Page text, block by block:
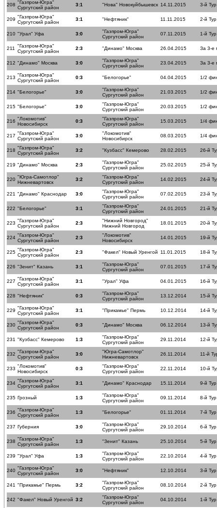
208 "Газпром-Югра"
Сургутский район
3:1 "Нова" Новокуйбышевск 14.11.2015 3-й Тур
209 "Газпром-Югра"
Сургутский район
3:1 "Нефтяник" 11.11.2015 2-й Тур
210 "Урал" Уфа 3:0
"Газпром-Югра"
Сургутский район
07.11.2015 1-й Тур
211
"Газпром-Югра"
Сургутский район
2:3 "Динамо" Москва 26.04.2015 За 3-е
212 "Динамо" Москва 3:0
"Газпром-Югра"
Сургутский район
23.04.2015 За 3-е
213 "Газпром-Югра"
Сургутский район
0:3 "Белогорье" 04.04.2015 1/2
214 "Белогорье" 3:0
"Газпром-Югра"
Сургутский район
21.03.2015 1/2
215 "Белогорье" 3:0
"Газпром-Югра"
Сургутский район
20.03.2015 1/2
216 "Локомотив"
Новосибирск
0:3
"Газпром-Югра"
Сургутский район
15.03.2015 1/4
217 "Газпром-Югра"
Сургутский район
3:0
"Локомотив"
Новосибирск
08.03.2015 1/4
218 "Газпром-Югра"
Сургутский район
3:2 "Кузбасс" Кемерово 28.02.2015 26-й
219 "Динамо" Москва 2:3
"Газпром-Югра"
Сургутский район
25.02.2015 25-й
220 "Югра-Самотлор"
Нижневартовск
3:2
"Газпром-Югра"
Сургутский район
14.02.2015 24-й
221 "Динамо" Краснодар 3:0
"Газпром-Югра"
Сургутский район
07.02.2015 23-й
222 "Белогорье" 3:1
"Газпром-Югра"
Сургутский район
24.01.2015 21-й
223 "Газпром-Югра"
Сургутский район
2:3
"Нижний Новгород"
Нижний Новгород
18.01.2015 20-й
224 "Газпром-Югра"
Сургутский район
2:3
"Локомотив"
Новосибирск
14.01.2015 19-й
225 "Газпром-Югра"
Сургутский район
2:3 "Факел" Новый Уренгой 11.01.2015 18-й
226 "Зенит" Казань 3:1
"Газпром-Югра"
Сургутский район
07.01.2015 17-й
227 "Газпром-Югра"
Сургутский район
3:1 "Урал" Уфа 04.01.2015 16-й
228 "Нефтяник" 0:3
"Газпром-Югра"
Сургутский район
13.12.2014 15-й
229 "Газпром-Югра"
Сургутский район
3:1 "Прикамье" Пермь 10.12.2014 14-й
230 "Газпром-Югра"
Сургутский район
0:3 "Динамо" Москва 06.12.2014 13-й
231 "Кузбасс" Кемерово 1:3
"Газпром-Югра"
Сургутский район
29.11.2014 12-й
232 "Газпром-Югра"
Сургутский район
3:0
"Югра-Самотлор"
Нижневартовск
26.11.2014 11-й
233 "Локомотив"
Новосибирск
0:3
"Газпром-Югра"
Сургутский район
22.11.2014 10-й
234 "Газпром-Югра"
Сургутский район
3:1 "Динамо" Краснодар 15.11.2014 9-й Тур
235 Грозный 1:3
"Газпром-Югра"
Сургутский район
09.11.2014 8-й Тур
236 "Газпром-Югра"
Сургутский район
1:3 "Белогорье" 01.11.2014 7-й Тур
237 Губерния 3:0
"Газпром-Югра"
Сургутский район
29.10.2014 6-й Тур
238 "Газпром-Югра"
Сургутский район
1:3 "Зенит" Казань 25.10.2014 5-й Тур
239 "Урал" Уфа 1:3
"Газпром-Югра"
Сургутский район
22.10.2014 4-й Тур
240 "Газпром-Югра"
Сургутский район
3:0 "Нефтяник" 12.10.2014 3-й Тур
241 "Прикамье" Пермь 3:2
"Газпром-Югра"
Сургутский район
08.10.2014 2-й Тур
242 "Факел" Новый Уренгой 3:2
"Газпром-Югра"
Сургутский район
04.10.2014 1-й Тур